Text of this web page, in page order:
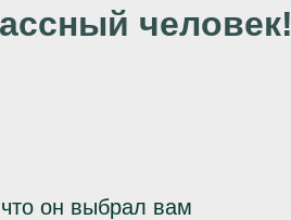
человек!
он выбрал вам